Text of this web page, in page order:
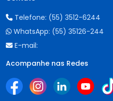
Telefone: (55) 3512-6244
WhatsApp: (55) 35126-244
E-mail:
Acompanhe nas Redes